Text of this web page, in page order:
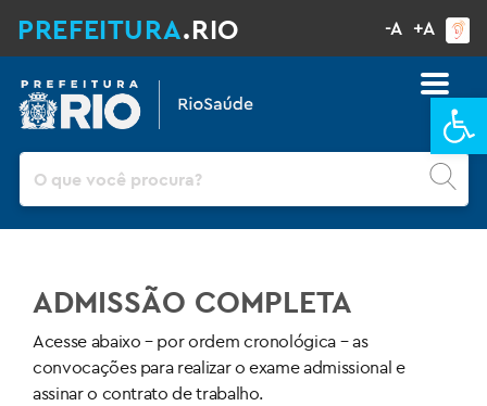
PREFEITURA.RIO -A +A
ADMISSÃO COMPLETA
Acesse abaixo – por ordem cronológica – as
convocações para realizar o exame admissional e
assinar o contrato de trabalho.